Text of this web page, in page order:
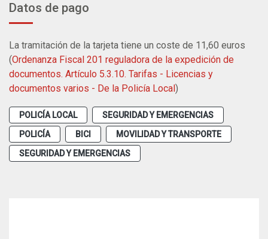
Datos de pago
La tramitación de la tarjeta tiene un coste de 11,60 euros
(Ordenanza Fiscal 201 reguladora de la expedición de
documentos. Artículo 5.3.10. Tarifas - Licencias y
documentos varios - De la Policía Local)
POLICÍA LOCAL
SEGURIDAD Y EMERGENCIAS
POLICÍA
BICI
MOVILIDAD Y TRANSPORTE
SEGURIDAD Y EMERGENCIAS